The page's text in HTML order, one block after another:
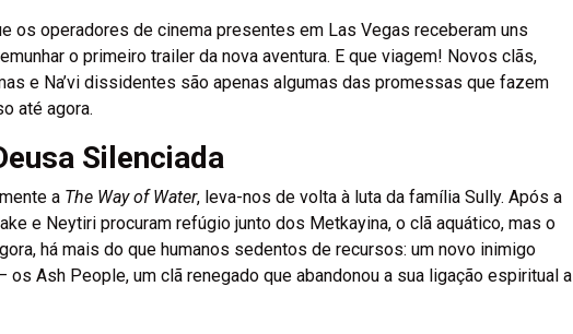
os operadores de cinema presentes em Las Vegas receberam uns
o primeiro trailer da nova aventura. E que viagem! Novos clãs,
e Na’vi dissidentes são apenas algumas das promessas que fazem
até agora.
Silenciada
a The Way of Water, leva-nos de volta à luta da família Sully. Após a
e Neytiri procuram refúgio junto dos Metkayina, o clã aquático, mas o
há mais do que humanos sedentos de recursos: um novo inimigo
os Ash People, um clã renegado que abandonou a sua ligação espiritual a